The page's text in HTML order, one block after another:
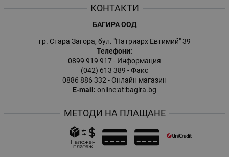
КОНТАКТИ
БАГИРА ООД
гр. Стара Загора, бул. "Патриарх Евтимий" 39
Телефони:
0899 919 917- Информация
(042) 613 389 - Факс
0886 886 332- Онлайн магазин
E-mail: online:at:bagira.bg
МЕТОДИ НА ПЛАЩАНЕ